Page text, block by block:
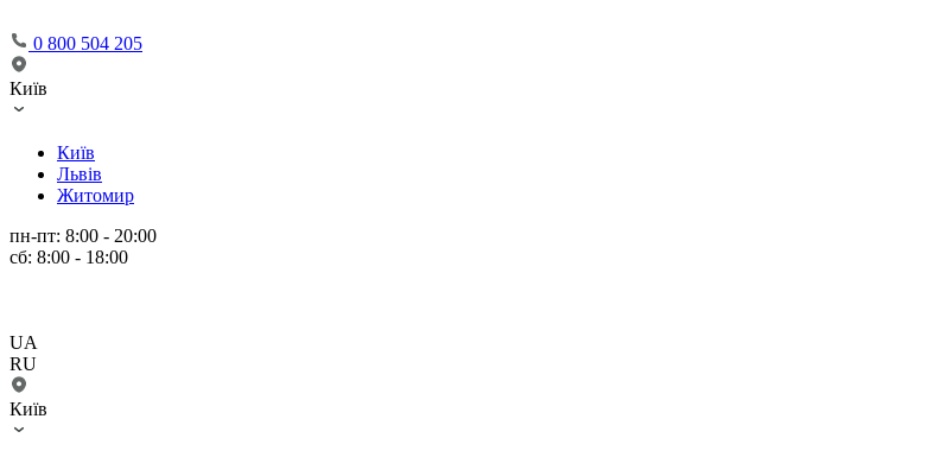
0 800 504 205
Київ
Київ
Львів
Житомир
пн-пт: 8:00 - 20:00
сб: 8:00 - 18:00
UA
RU
Київ